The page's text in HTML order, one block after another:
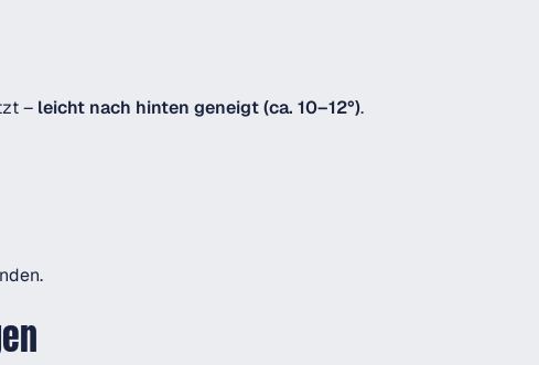
– leicht nach hinten geneigt (ca. 10–12°).